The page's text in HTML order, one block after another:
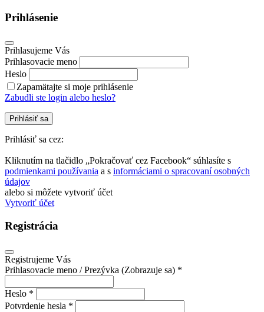
Prihlásenie
Prihlasujeme Vás
Prihlasovacie meno
Heslo
Zapamätajte si moje prihlásenie
Zabudli ste login alebo heslo?
Prihlásiť sa
Prihlásiť sa cez:
Kliknutím na tlačidlo „Pokračovať cez Facebook“ súhlasíte s
podmienkami používania a s informáciami o spracovaní osobných
údajov
alebo si môžete vytvoriť účet
Vytvoriť účet
Registrácia
Registrujeme Vás
Prihlasovacie meno / Prezývka (Zobrazuje sa) *
Heslo *
Potvrdenie hesla *